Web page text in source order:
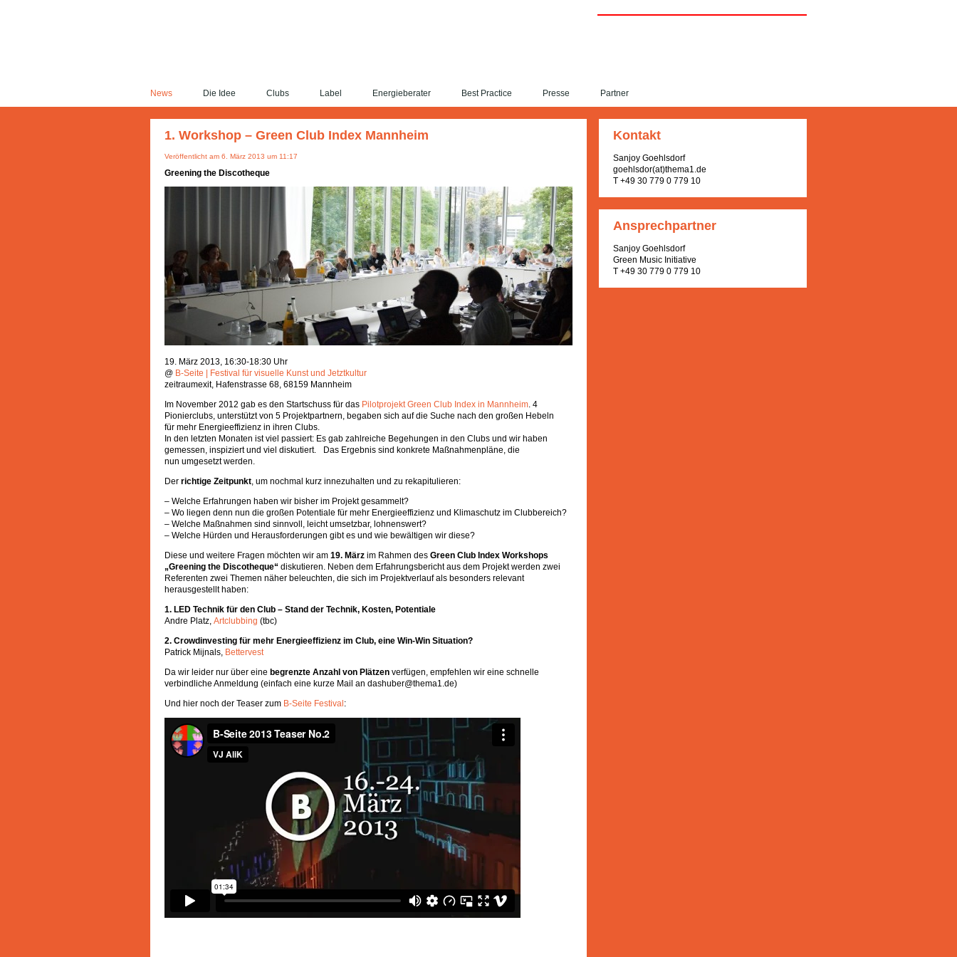
News Die Idee Clubs Label Energieberater Best Practice Presse Partner
1. Workshop – Green Club Index Mannheim
Veröffentlicht am 6. März 2013 um 11:17
Greening the Discotheque
19. März 2013, 16:30-18:30 Uhr
@ B-Seite | Festival für visuelle Kunst und Jetztkultur
zeitraumexit, Hafenstrasse 68, 68159 Mannheim
Im November 2012 gab es den Startschuss für das Pilotprojekt Green Club Index in Mannheim. 4
Pionierclubs, unterstützt von 5 Projektpartnern, begaben sich auf die Suche nach den großen Hebeln
für mehr Energieeffizienz in ihren Clubs.
In den letzten Monaten ist viel passiert: Es gab zahlreiche Begehungen in den Clubs und wir haben
gemessen, inspiziert und viel diskutiert. Das Ergebnis sind konkrete Maßnahmenpläne, die
nun umgesetzt werden.
Der richtige Zeitpunkt, um nochmal kurz innezuhalten und zu rekapitulieren:
– Welche Erfahrungen haben wir bisher im Projekt gesammelt?
– Wo liegen denn nun die großen Potentiale für mehr Energieeffizienz und Klimaschutz im Clubbereich?
– Welche Maßnahmen sind sinnvoll, leicht umsetzbar, lohnenswert?
– Welche Hürden und Herausforderungen gibt es und wie bewältigen wir diese?
Diese und weitere Fragen möchten wir am 19. März im Rahmen des Green Club Index Workshops
„Greening the Discotheque“ diskutieren. Neben dem Erfahrungsbericht aus dem Projekt werden zwei
Referenten zwei Themen näher beleuchten, die sich im Projektverlauf als besonders relevant
herausgestellt haben:
1. LED Technik für den Club – Stand der Technik, Kosten, Potentiale
Andre Platz, Artclubbing (tbc)
2. Crowdinvesting für mehr Energieeffizienz im Club, eine Win-Win Situation?
Patrick Mijnals, Bettervest
Da wir leider nur über eine begrenzte Anzahl von Plätzen verfügen, empfehlen wir eine schnelle
verbindliche Anmeldung (einfach eine kurze Mail an dashuber@thema1.de)
Und hier noch der Teaser zum B-Seite Festival :
Kontakt
Sanjoy Goehlsdorf
goehlsdor(at)thema1.de
T +49 30 779 0 779 10
Ansprechpartner
Sanjoy Goehlsdorf
Green Music Initiative
T +49 30 779 0 779 10